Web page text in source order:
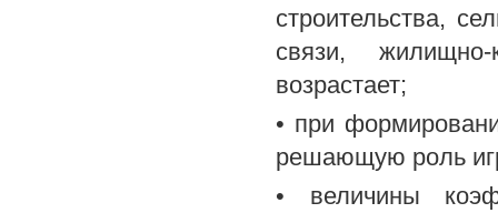
строительства,
связи,
возрастает;
• при
решающую роль
• величины